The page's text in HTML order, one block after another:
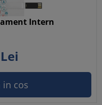
Intern
Lei
in cos